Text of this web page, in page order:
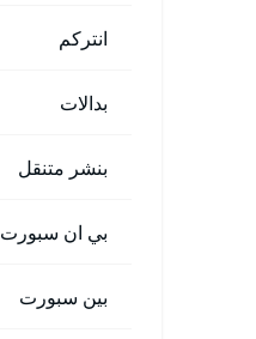
انتركم
بدالات
بنشر متنقل
بي ان سبورت
بين سبورت